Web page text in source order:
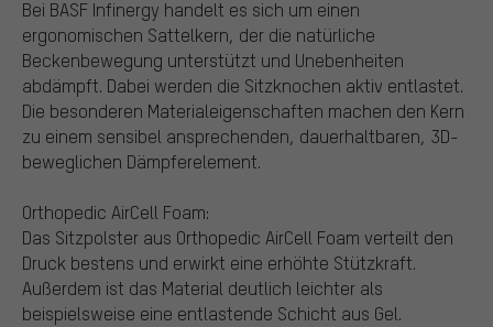
Bei BASF Infinergy handelt es sich um einen
ergonomischen Sattelkern, der die natürliche
Beckenbewegung unterstützt und Unebenheiten
abdämpft. Dabei werden die Sitzknochen aktiv entlastet.
Die besonderen Materialeigenschaften machen den Kern
zu einem sensibel ansprechenden, dauerhaltbaren, 3D-
beweglichen Dämpferelement.
Orthopedic AirCell Foam:
Das Sitzpolster aus Orthopedic AirCell Foam verteilt den
Druck bestens und erwirkt eine erhöhte Stützkraft.
Außerdem ist das Material deutlich leichter als
beispielsweise eine entlastende Schicht aus Gel.